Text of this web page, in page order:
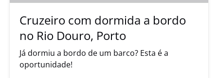
Porto
Cruzeiro com dormida a bordo
no Rio Douro, Porto
Já dormiu a bordo de um barco? Esta é a
oportunidade!